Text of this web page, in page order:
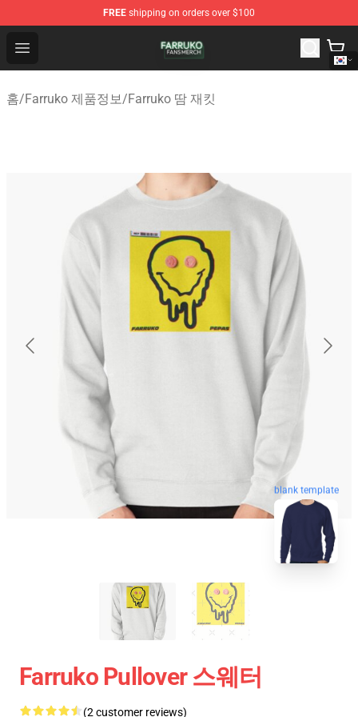
FREE shipping on orders over $100
Open menu
Farruko Shop - Official Farruko Merchandise Store
홈/Farruko 제품정보/Farruko 땀 재킷
blank template
Farruko Pullover 스웨터
(2 customer reviews)